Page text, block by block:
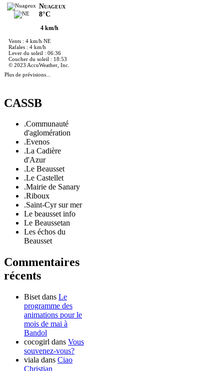
Nuageux
8°C
4 km/h
Vents : 4 km/h NE
Rafales : 4 km/h
Lever du soleil : 06:36
Coucher du soleil : 18:53
© 2023 AccuWeather, Inc.
Plus de prévisions...
CASSB
.Communauté
d'aglomération
.Evenos
.La Cadière
d'Azur
.Le Beausset
.Le Castellet
.Mairie de Sanary
.Riboux
.Saint-Cyr sur mer
Le beausset info
Le Beaussetan
Les échos du
Beausset
Commentaires
récents
Biset dans Le
programme des
animations pour le
mois de mai à
Bandol
cocogirl dans Vous
souvenez-vous?
viala dans Ciao
Christian